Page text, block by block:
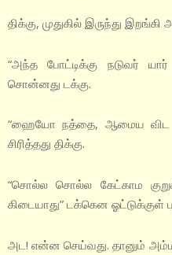
திக்கு, முதுகில் இருந்து
“அந்த போட்டிக்கு நடுவர் யார்
சொன்னது டக்கு.
“ஹையோ நத்தை, ஆமைய
சிரித்தது திக்கு.
“சொல்ல சொல்ல கேட்காம
கிடையாது” டக்கென ஓட்டுக்குள்
அட! என்ன செய்வது. தானும்